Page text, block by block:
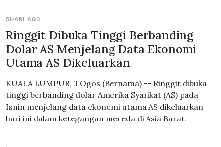
5HARI AGO
Ringgit Dibuka Tinggi Berbanding
Dolar AS Menjelang Data Ekonomi
Utama AS Dikeluarkan
KUALA LUMPUR, 3 Ogos (Bernama) -- Ringgit dibuka
tinggi berbanding dolar Amerika Syarikat (AS) pada
Isnin menjelang data ekonomi utama AS dikeluarkan
hari ini dalam ketegangan mereda di Asia Barat.